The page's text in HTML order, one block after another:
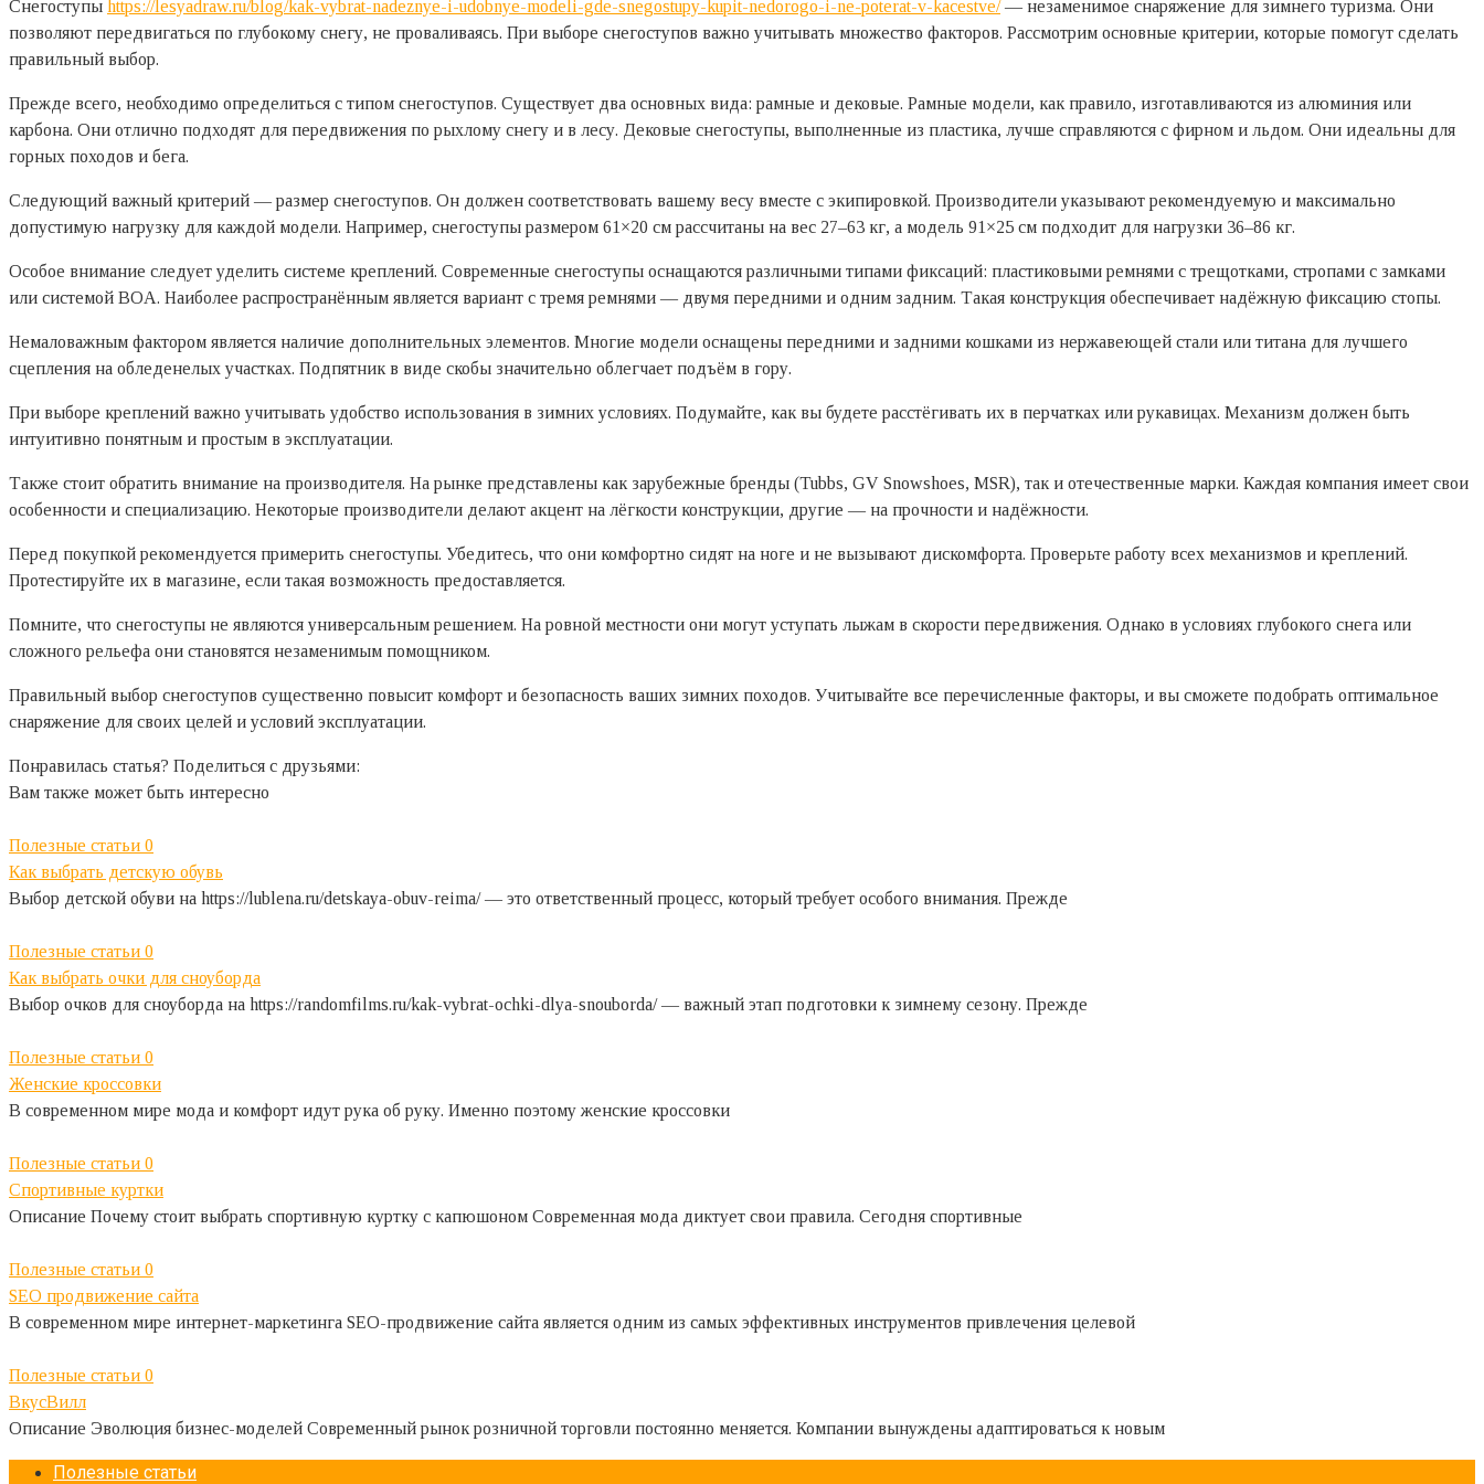
Снегоступы https://lesyadraw.ru/blog/kak-vybrat-nadeznye-i-udobnye-modeli-gde-snegostupy-kupit-nedorogo-i-ne-poterat-v-kacestve/— незаменимое снаряжение для зимнего туризма. Они
позволяют передвигаться по глубокому снегу, не проваливаясь. При выборе снегоступов важно учитывать множество факторов. Рассмотрим основные критерии, которые помогут сделать
правильный выбор.
Прежде всего, необходимо определиться с типом снегоступов. Существует два основных вида: рамные и дековые. Рамные модели, как правило, изготавливаются из алюминия или
карбона. Они отлично подходят для передвижения по рыхлому снегу и в лесу. Дековые снегоступы, выполненные из пластика, лучше справляются с фирном и льдом. Они идеальны для
горных походов и бега.
Следующий важный критерий — размер снегоступов. Он должен соответствовать вашему весу вместе с экипировкой. Производители указывают рекомендуемую и максимально
допустимую нагрузку для каждой модели. Например, снегоступы размером 61×20 см рассчитаны на вес 27–63 кг, а модель 91×25 см подходит для нагрузки 36–86 кг.
Особое внимание следует уделить системе креплений. Современные снегоступы оснащаются различными типами фиксаций: пластиковыми ремнями с трещотками, стропами с замками
или системой BOA. Наиболее распространённым является вариант с тремя ремнями — двумя передними и одним задним. Такая конструкция обеспечивает надёжную фиксацию стопы.
Немаловажным фактором является наличие дополнительных элементов. Многие модели оснащены передними и задними кошками из нержавеющей стали или титана для лучшего
сцепления на обледенелых участках. Подпятник в виде скобы значительно облегчает подъём в гору.
При выборе креплений важно учитывать удобство использования в зимних условиях. Подумайте, как вы будете расстёгивать их в перчатках или рукавицах. Механизм должен быть
интуитивно понятным и простым в эксплуатации.
Также стоит обратить внимание на производителя. На рынке представлены как зарубежные бренды (Tubbs, GV Snowshoes, MSR), так и отечественные марки. Каждая компания имеет свои
особенности и специализацию. Некоторые производители делают акцент на лёгкости конструкции, другие — на прочности и надёжности.
Перед покупкой рекомендуется примерить снегоступы. Убедитесь, что они комфортно сидят на ноге и не вызывают дискомфорта. Проверьте работу всех механизмов и креплений.
Протестируйте их в магазине, если такая возможность предоставляется.
Помните, что снегоступы не являются универсальным решением. На ровной местности они могут уступать лыжам в скорости передвижения. Однако в условиях глубокого снега или
сложного рельефа они становятся незаменимым помощником.
Правильный выбор снегоступов существенно повысит комфорт и безопасность ваших зимних походов. Учитывайте все перечисленные факторы, и вы сможете подобрать оптимальное
снаряжение для своих целей и условий эксплуатации.
Понравилась статья? Поделиться с друзьями:
Вам также может быть интересно
Полезные статьи 0
Как выбрать детскую обувь
Выбор детской обуви на https://lublena.ru/detskaya-obuv-reima/ — это ответственный процесс, который требует особого внимания. Прежде
Полезные статьи 0
Как выбрать очки для сноуборда
Выбор очков для сноуборда на https://randomfilms.ru/kak-vybrat-ochki-dlya-snouborda/ — важный этап подготовки к зимнему сезону. Прежде
Полезные статьи 0
Женские кроссовки
В современном мире мода и комфорт идут рука об руку. Именно поэтому женские кроссовки
Полезные статьи 0
Спортивные куртки
Описание Почему стоит выбрать спортивную куртку с капюшоном Современная мода диктует свои правила. Сегодня спортивные
Полезные статьи 0
SEO продвижение сайта
В современном мире интернет-маркетинга SEO-продвижение сайта является одним из самых эффективных инструментов привлечения целевой
Полезные статьи 0
ВкусВилл
Описание Эволюция бизнес-моделей Современный рынок розничной торговли постоянно меняется. Компании вынуждены адаптироваться к новым
Полезные статьи